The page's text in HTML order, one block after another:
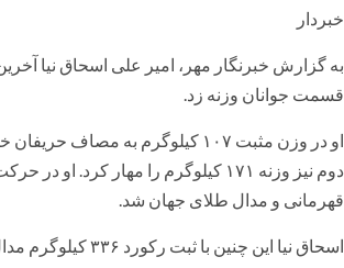
خبردار
به گزارش خبرنگار مهر، امیر علی اسحاق نیا
قسمت جوانان وزنه زد.
قهرمانی و مدال طلای جهان شد.
اسحاق نیا این چنین با ثبت رکورد ۳۳۶ کیلوگرم مدال طلای مجموع را از آن خود کرد.